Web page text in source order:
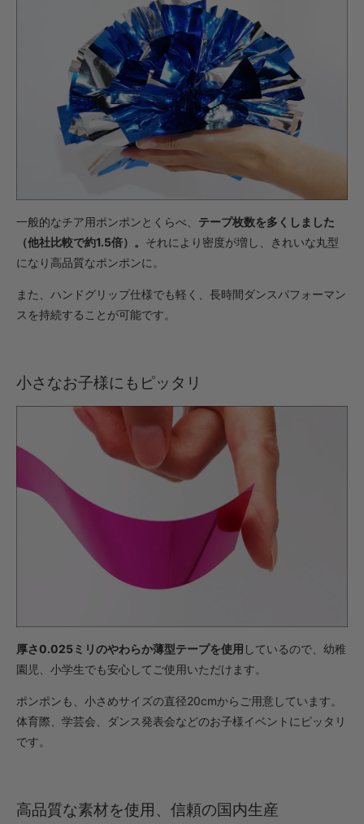
・【カット仕上】ｸﾞﾘｯﾌﾟ大
836円(税込)
・【完成仕上】ｸﾞﾘｯﾌﾟ小
1,573円(税込)
・【完成仕上】ｸﾞﾘｯﾌﾟ大
1,617円(税込)
・【カット仕上】ｸﾞﾘｯﾌﾟ小
902円(税込)
・【カット仕上】ｸﾞﾘｯﾌﾟ大
946円(税込)
1,804円(税込)
・【完成仕上】ｸﾞﾘｯﾌﾟ大
・【カット仕上】ｸﾞﾘｯﾌﾟ小
・【完成仕上】ｸﾞﾘｯﾌﾟ小
1,518円(税込)
・【完成仕上】ｸﾞﾘｯﾌﾟ大
・【カット仕上】ｸﾞﾘｯﾌﾟ小
924円(税込)
・【カット仕上】ｸﾞﾘｯﾌﾟ大
968円(税込)
・【完成仕上】ｸﾞﾘｯﾌﾟ小
1,837円(税込)
・【完成仕上】ｸﾞﾘｯﾌﾟ大
一般的なチア用ポンポンとくらべ、 テープ枚数を多くしました
（他社比較で約1.5倍）。 それにより密度が増し、きれいな丸型
になり高品質なポンポンに。
また、ハンドグリップ仕様でも軽く、長時間ダンスパフォーマン
スを持続することが可能です。
小さなお子様にもピッタリ
厚さ0.025ミリのやわらか薄型テープを使用 しているので、幼稚
園児、小学生でも安心してご使用いただけます。
ポンポンも、小さめサイズの直径20cmからご用意しています。
体育際、学芸会、ダンス発表会などのお子様イベントにピッタリ
です。
高品質な素材を使用、信頼の国内生産